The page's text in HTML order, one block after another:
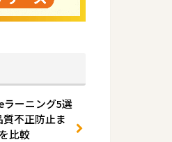
ラーニング5選
質不正防止ま
比較